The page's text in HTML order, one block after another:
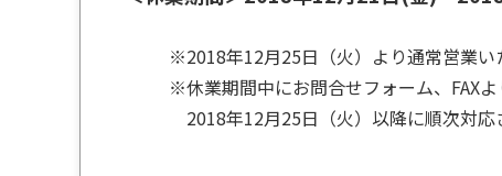
※2018年12月25日（火）より通常営業い
※休業期間中にお問合せフォーム、FAX
2018年12月25日（火）以降に順次対応